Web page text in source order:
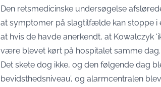
Den retsmedicinske undersøgelse
at symptomer på slagtilfælde kan stoppe i
at hvis de havde anerkendt, at Kowalczyk
være blevet kørt på hospitalet samme dag.
Det skete dog ikke, og den følgende dag
bevidsthedsniveau’, og alarmcentralen